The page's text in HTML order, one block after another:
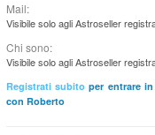
Mail:
Visibile solo agli Astroseller
Chi sono:
Visibile solo agli Astroseller
Registrati subito per entrare
con Roberto